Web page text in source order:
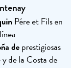
Pére et Fils en
deprestigiosas
de la Costa de